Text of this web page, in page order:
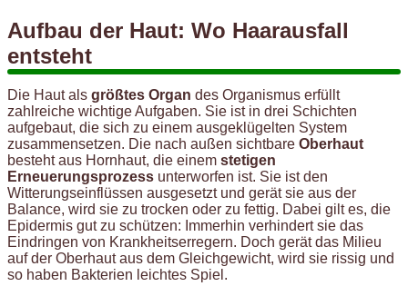
Aufbau der Haut: Wo Haarausfall
entsteht
Die Haut als größtes Organ des Organismus erfüllt
zahlreiche wichtige Aufgaben. Sie ist in drei Schichten
aufgebaut, die sich zu einem ausgeklügelten System
zusammensetzen. Die nach außen sichtbare Oberhaut
besteht aus Hornhaut, die einem stetigen
Erneuerungsprozess unterworfen ist. Sie ist den
Witterungseinflüssen ausgesetzt und gerät sie aus der
Balance, wird sie zu trocken oder zu fettig. Dabei gilt es, die
Epidermis gut zu schützen: Immerhin verhindert sie das
Eindringen von Krankheitserregern. Doch gerät das Milieu
auf der Oberhaut aus dem Gleichgewicht, wird sie rissig und
so haben Bakterien leichtes Spiel.